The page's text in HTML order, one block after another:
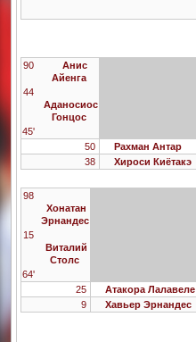
90
Анис
Айенга
44
Аданосиос
Гонцос
45'
50
Рахман Антар
38
Хироси Киётакэ
98
Хонатан
Эрнандес
15
Виталий
Столс
64'
25
Атакора Лалавеле
9
Хавьер Эрнандес